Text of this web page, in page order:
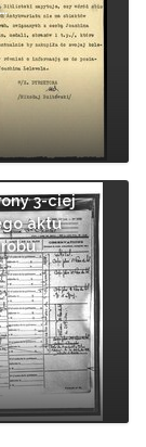
3-ciej
aktu